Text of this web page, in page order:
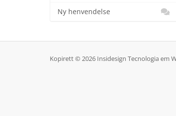
Ny henvendelse
Kopirett © 2026 Insidesign Tecnologia em